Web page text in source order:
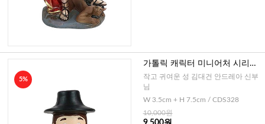
5%
가톨릭 캐릭터 미니어처 시리즈-
성 김대건 신부
작고 귀여운 성 김대건 안드레아 신부
님
W 3.5cm + H 7.5cm / CDS328
10,000원